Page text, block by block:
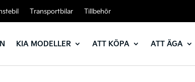
Transportbilar Tillbehör
KIA MODELLER ATT KÖPA ATT ÄGA